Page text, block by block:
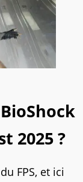
2025 ?
FPS, et ici